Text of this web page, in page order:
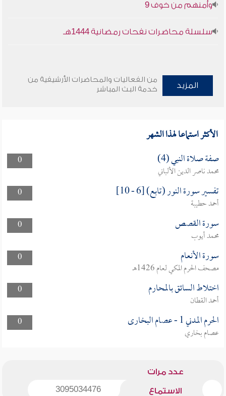
وأمنهم من خوف 9
سلسلة محاضرات نفحات رمضانية 1444هـ
المزيد
من الفعاليات والمحاضرات الأرشيفية من
خدمة البث المباشر
الأكثر استماعا لهذا الشهر
0 صفة صلاة النبي (4)
محمد ناصر الدين الألباني
0
تفسير سورة النور (تابع) [6 - 10]
أحمد حطيبة
0
سورة القصص
محمد أيوب
0
سورة الأنعام
مصحف الحرم المكي لعام 1426هـ
0
اختلاط السائق بالمحارم
أحمد القطان
0
الحرم المدني 1 - عصام البخارى
عصام بخاري
عدد مرات
الاستماع 3095034476